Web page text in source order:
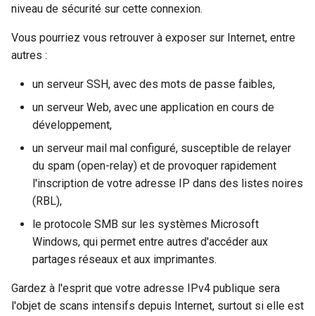
niveau de sécurité sur cette connexion.
Vous pourriez vous retrouver à exposer sur Internet, entre
autres :
un serveur SSH, avec des mots de passe faibles,
un serveur Web, avec une application en cours de
développement,
un serveur mail mal configuré, susceptible de relayer
du spam (open-relay) et de provoquer rapidement
l'inscription de votre adresse IP dans des listes noires
(RBL),
le protocole SMB sur les systèmes Microsoft
Windows, qui permet entre autres d'accéder aux
partages réseaux et aux imprimantes.
Gardez à l'esprit que votre adresse IPv4 publique sera
l'objet de scans intensifs depuis Internet, surtout si elle est